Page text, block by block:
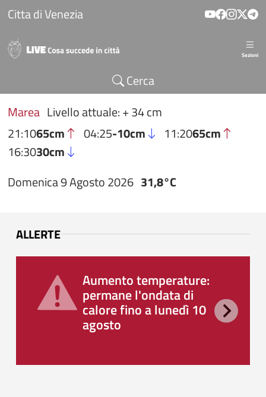
Salta al contenuto principale
Citta di Venezia
Sezioni
Cerca
Marea Livello attuale: + 34 cm
21:1065cm 04:25-10cm 11:2065cm
16:3030cm
Domenica 9 Agosto 2026 31,8°C
ALLERTE
Aumento temperature:
permane l'ondata di
calore fino a lunedì 10
agosto